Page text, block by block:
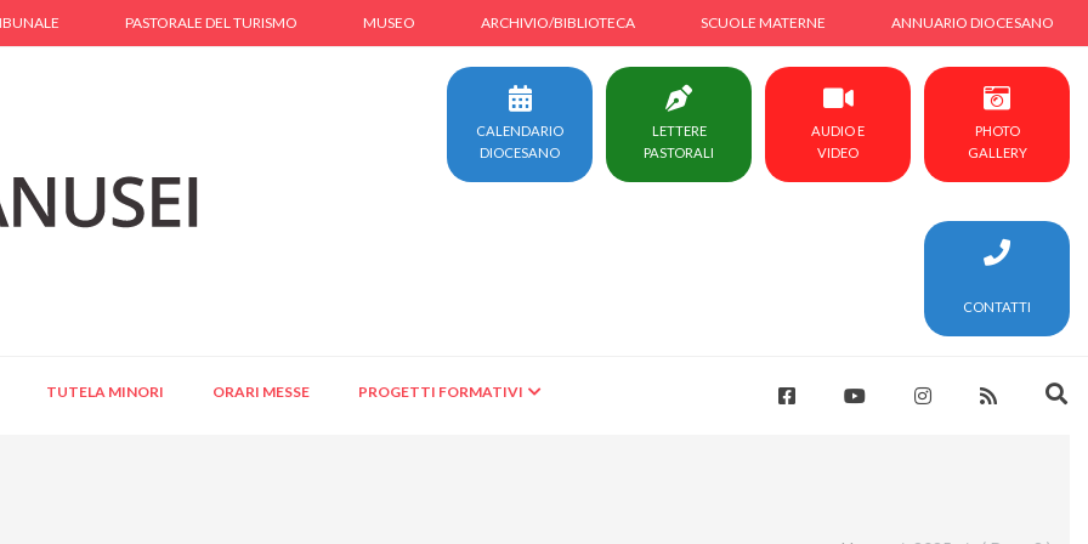
PASTORALE DEL TURISMO MUSEO ARCHIVIO/BIBLIOTECA SCUOLE MATERNE ANNUARIO DIOCESANO
CALENDARIO
DIOCESANO
LETTERE
PASTORALI
AUDIO E
VIDEO
PHOTO
GALLERY
CONTATTI
TUTELA MINORI ORARI MESSE PROGETTI FORMATIVI